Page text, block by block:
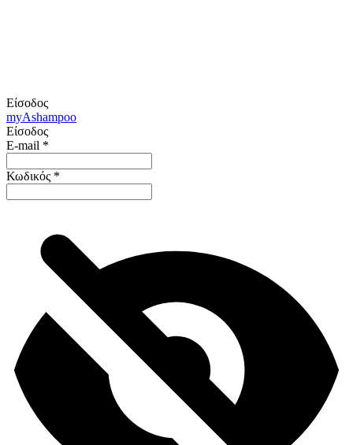
Είσοδος
myAshampoo
Είσοδος
E-mail *
Κωδικός *